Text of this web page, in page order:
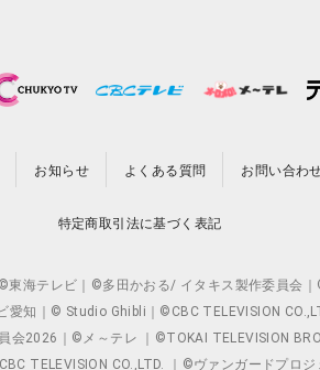
お知らせ よくある質問 お問い合わ
特定商取引法に基づく表記
海テレビ｜©多田かおる/ イタキス製作委員会
愛知｜© Studio Ghibli｜©CBC TELEVISION
｜©メ～テレ ｜©TOKAI TELEVISION
TELEVISION CO.,LTD. ｜©ヴァンガードプ